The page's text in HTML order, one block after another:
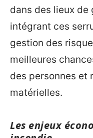
dans des lieux de
intégrant ces
gestion des
meilleures
des personnes et
matérielles.
Les enjeux